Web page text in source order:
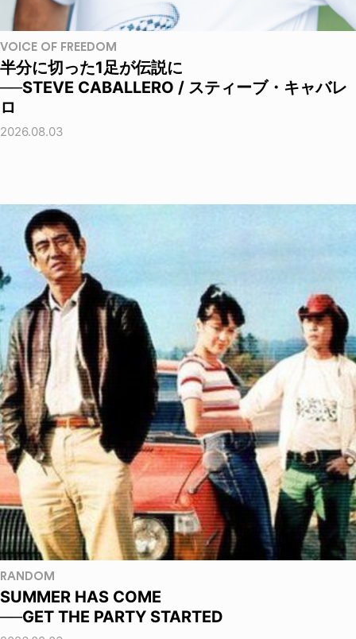
VOICE OF FREEDOM
半分に切った1足が伝説に
──STEVE CABALLERO / スティーブ・キャバレ
ロ
2026.08.03
RANDOM
SUMMER HAS COME
──GET THE PARTY STARTED